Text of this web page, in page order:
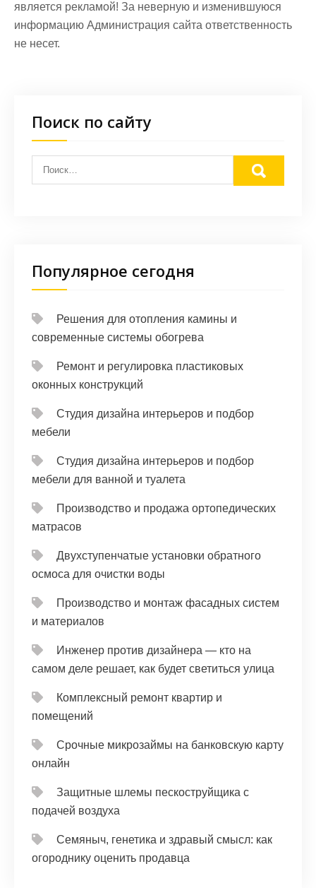
является рекламой! За неверную и изменившуюся
информацию Администрация сайта ответственность
не несет.
Поиск по сайту
Популярное сегодня
Решения для отопления камины и
современные системы обогрева
Ремонт и регулировка пластиковых
оконных конструкций
Студия дизайна интерьеров и подбор
мебели
Студия дизайна интерьеров и подбор
мебели для ванной и туалета
Производство и продажа ортопедических
матрасов
Двухступенчатые установки обратного
осмоса для очистки воды
Производство и монтаж фасадных систем
и материалов
Инженер против дизайнера — кто на
самом деле решает, как будет светиться улица
Комплексный ремонт квартир и
помещений
Срочные микрозаймы на банковскую карту
онлайн
Защитные шлемы пескоструйщика с
подачей воздуха
Семяныч, генетика и здравый смысл: как
огороднику оценить продавца